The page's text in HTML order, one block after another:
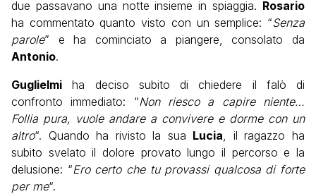
due passavano una notte insieme in spiaggia. Rosario
ha commentato quanto visto con un semplice: “Senza
parole” e ha cominciato a piangere, consolato da
Antonio.
Guglielmi ha deciso subito di chiedere il falò di
confronto immediato: “Non riesco a capire niente…
Follia pura, vuole andare a convivere e dorme con un
altro“. Quando ha rivisto la sua Lucia , il ragazzo ha
subito svelato il dolore provato lungo il percorso e la
delusione: “Ero certo che tu provassi qualcosa di forte
per me“.